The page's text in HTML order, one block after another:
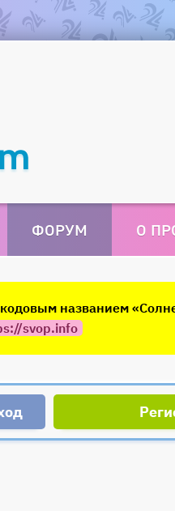
ФОРУМ О
названием
svop.info